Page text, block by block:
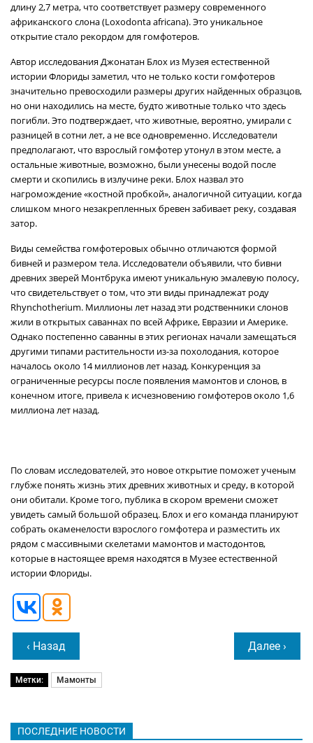
длину 2,7 метра, что соответствует размеру современного
африканского слона (Loxodonta africana). Это уникальное
открытие стало рекордом для гомфотеров.
Автор исследования Джонатан Блох из Музея естественной
истории Флориды заметил, что не только кости гомфотеров
значительно превосходили размеры других найденных образцов,
но они находились на месте, будто животные только что здесь
погибли. Это подтверждает, что животные, вероятно, умирали с
разницей в сотни лет, а не все одновременно. Исследователи
предполагают, что взрослый гомфотер утонул в этом месте, а
остальные животные, возможно, были унесены водой после
смерти и скопились в излучине реки. Блох назвал это
нагромождение «костной пробкой», аналогичной ситуации, когда
слишком много незакрепленных бревен забивает реку, создавая
затор.
Виды семейства гомфотеровых обычно отличаются формой
бивней и размером тела. Исследователи объявили, что бивни
древних зверей Монтбрука имеют уникальную эмалевую полосу,
что свидетельствует о том, что эти виды принадлежат роду
Rhynchotherium. Миллионы лет назад эти родственники слонов
жили в открытых саваннах по всей Африке, Евразии и Америке.
Однако постепенно саванны в этих регионах начали замещаться
другими типами растительности из-за похолодания, которое
началось около 14 миллионов лет назад. Конкуренция за
ограниченные ресурсы после появления мамонтов и слонов, в
конечном итоге, привела к исчезновению гомфотеров около 1,6
миллиона лет назад.
По словам исследователей, это новое открытие поможет ученым
глубже понять жизнь этих древних животных и среду, в которой
они обитали. Кроме того, публика в скором времени сможет
увидеть самый большой образец. Блох и его команда планируют
собрать окаменелости взрослого гомфотера и разместить их
рядом с массивными скелетами мамонтов и мастодонтов,
которые в настоящее время находятся в Музее естественной
истории Флориды.
‹ Назад Далее ›
Метки: Мамонты
ПОСЛЕДНИЕ НОВОСТИ